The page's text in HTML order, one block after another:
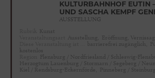
KULTURBAHNHOF EUTIN
UND SASCHA KEMPF
AUSSTELLUNG